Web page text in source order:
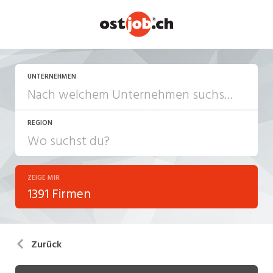
UNTERNEHMEN
REGION
ZEIGE MIR
1391 Firmen
Zurück